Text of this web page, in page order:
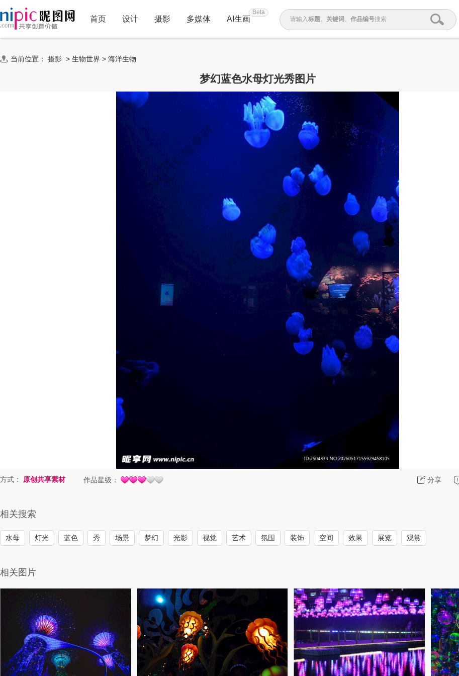
首页 设计 摄影 多媒体 AI生画
Beta
请输入标题、 关键词 、 作品编号搜索
当前位置： 摄影 > 生物世界 > 海洋生物
梦幻蓝色水母灯光秀图片
分享
方式： 原创共享素材 作品星级：
相关搜索
水母 灯光 蓝色 秀 场景 梦幻 光影 视觉 艺术 氛围 装饰 空间 效果 展览 观赏
相关图片